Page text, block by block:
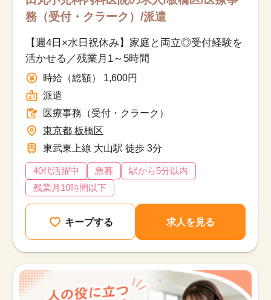
務（受付・クラーク）/派遣
【週4日×水日祝休み】家庭と両立◎受付経験を
活かせる／残業月1～5時間
時給（総額） 1,600円
派遣
医療事務（受付・クラーク）
東京都 板橋区
東武東上線 大山駅 徒歩 3分
40代活躍中 急募
駅から5分以内
残業月10時間以下
キープする 求人を見る